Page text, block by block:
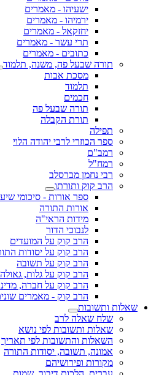
ישעיהו - מאמרים
ירמיהו - מאמרים
יחזקאל - מאמרים
תרי עשר - מאמרים
כתובים - מאמרים
תורה שבעל פה, משנה, תלמוד
מסכת אבות
תלמוד
חכמים
תורה שבעל פה
תורת הקבלה
תפילה
ספר הכוזרי לרבי יהודה הלוי
רמב"ם
רמח"ל
רבי נחמן מברסלב
הרב קוק ותורתו
ספר אורות - סיכומי
אורות התורה
מידות הראי"ה
לנבוכי הדור
הרב קוק על המועדים
הרב קוק על יסודות
הרב קוק על תשובה
הרב קוק על גלות, גאולה
הרב קוק על חברה,
הרב קוק - מאמרים
שאלות ותשובות
שלח שאלה לרב
שאלות ותשובות לפי נושא
השאלות והתשובות לפי תאריך
אמונה, תשובה, יסודות התורה
מקורות ופירושיהם